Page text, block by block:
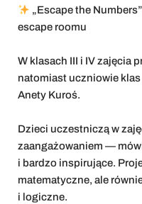
„Escape the
escape roomu
W klasach III i IV zajęcia
natomiast uczniowie
Anety Kuroś.
Dzieci uczestniczą w
zaangażowaniem —
i bardzo inspirujące.
matematyczne, ale
i logiczne.